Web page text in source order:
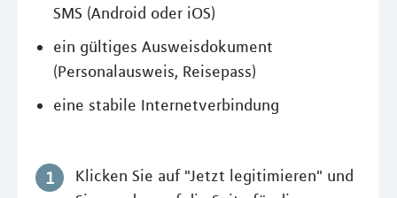
SMS (Android oder iOS)
ein gültiges Ausweisdokument
(Personalausweis, Reisepass)
eine stabile Internetverbindung
Klicken Sie auf "Jetzt legitimieren" und